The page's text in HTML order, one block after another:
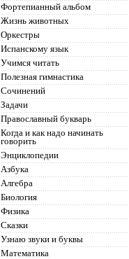
Фортепианный альбом
Жизнь животных
Оркестры
Испанскому язык
Учимся читать
Полезная гимнастика
Сочинений
Задачи
Православный букварь
Когда и как надо начинать
говорить
Энциклопедии
Азбука
Алгебра
Биология
Физика
Сказки
Узнаю звуки и буквы
Математика